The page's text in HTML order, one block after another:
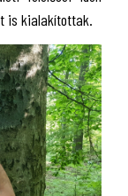
is kialakítottak.